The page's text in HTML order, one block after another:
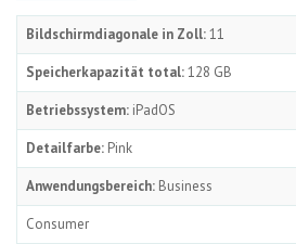
Bildschirmdiagonale in Zoll:11
Speicherkapazität total:128 GB
Betriebssystem: iPadOS
Detailfarbe: Pink
Anwendungsbereich: Business
Consumer